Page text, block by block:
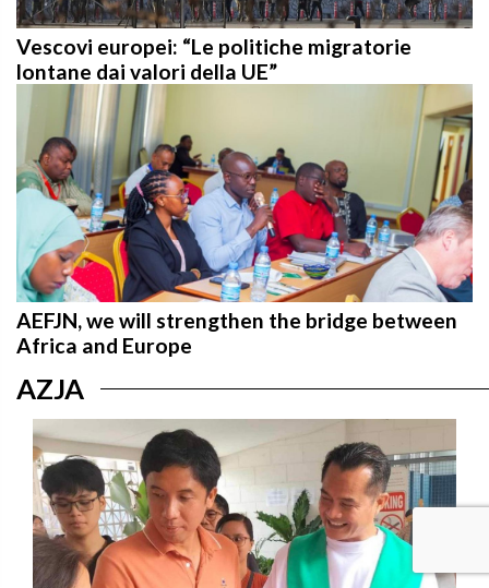
Vescovi europei: “Le politiche migratorie
lontane dai valori della UE”
AEFJN, we will strengthen the bridge between
Africa and Europe
AZJA